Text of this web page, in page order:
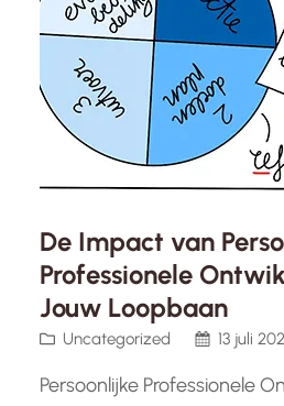
De Impact van
Professionele
Jouw Loopbaan
Uncategorized 13 juli
Persoonlijke Professionele